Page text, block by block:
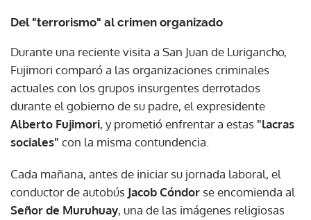
Del "terrorismo" al crimen organizado
Durante una reciente visita a San Juan de Lurigancho,
Fujimori comparó a las organizaciones criminales
actuales con los grupos insurgentes derrotados
durante el gobierno de su padre, el expresidente
Alberto Fujimori, y prometió enfrentar a estas "lacras
sociales" con la misma contundencia.
Cada mañana, antes de iniciar su jornada laboral, el
conductor de autobús Jacob Cóndor se encomienda al
Señor de Muruhuay, una de las imágenes religiosas